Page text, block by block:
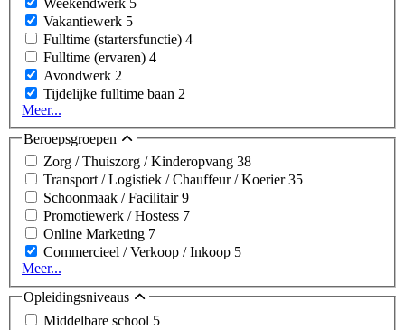
Vakantiewerk 5
Fulltime (startersfunctie) 4
Fulltime (ervaren) 4
Avondwerk 2
Tijdelijke fulltime baan 2
Meer...
Beroepsgroepen
Zorg / Thuiszorg / Kinderopvang 38
Transport / Logistiek / Chauffeur / Koerier35
Schoonmaak / Facilitair9
Promotiewerk / Hostess 7
Online Marketing 7
Commercieel / Verkoop / Inkoop 5
Meer...
Opleidingsniveaus
Middelbare school 5